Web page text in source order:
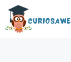
Saltar
contenido